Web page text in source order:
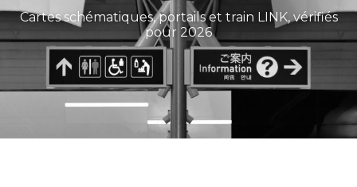
Cartes schématiques, portails et train LINK, vérifiés
pour 2026